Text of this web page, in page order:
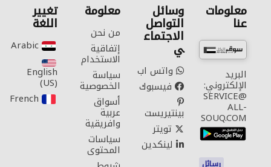
معلومات
عنا
البريد
الإلكتروني:
SERVICE@
ALL-
SOUQ.COM
رسائل
وسائل
التواصل
الاجتماع
ي
واتس اب
فيسبوك
بينتيريست
تويتر
لينكدين
معلومة
من نحن
إتفاقية
الاستخدام
سياسة
الخصوصية
أسواق
عربية
وافريقية
سياسات
المحتوى
تغيير
اللغة
Arabic‎
English
(US)‎
French‎